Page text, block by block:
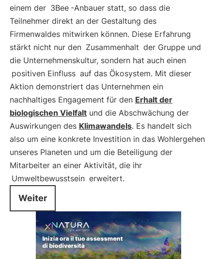
einem der 3Bee -Anbauer statt, so dass die
Teilnehmer direkt an der Gestaltung des
Firmenwaldes mitwirken können. Diese Erfahrung
stärkt nicht nur den Zusammenhalt der Gruppe und
die Unternehmenskultur, sondern hat auch einen
positiven Einfluss auf das Ökosystem. Mit dieser
Aktion demonstriert das Unternehmen ein
nachhaltiges Engagement für den Erhalt der
biologischen Vielfalt und die Abschwächung der
Auswirkungen des Klimawandels. Es handelt sich
also um eine konkrete Investition in das Wohlergehen
unseres Planeten und um die Beteiligung der
Mitarbeiter an einer Aktivität, die ihr
Umweltbewusstsein erweitert.
Weiter